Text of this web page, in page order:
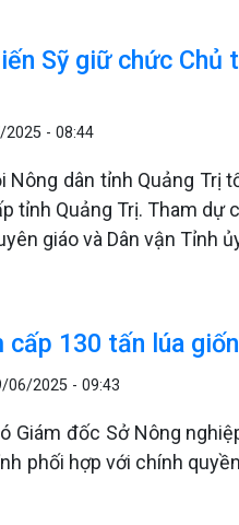
Sỹ giữ chức
- 08:44
Nông dân tỉnh Quảng
tỉnh Quảng Trị. Tham dự
giáo và Dân vận Tỉnh
cấp 130 tấn lúa
06/2025 - 09:43
Giám đốc Sở Nông
phối hợp với chính